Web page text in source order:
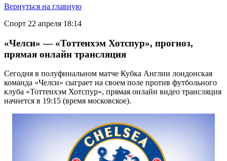
Вернуться на главную
Спорт 22 апреля 18:14
«Челси» — «Тоттенхэм Хотспур», прогноз,
прямая онлайн трансляция
Сегодня в полуфинальном матче Кубка Англии лондонская
команда «Челси» сыграет на своем поле против футбольного
клуба «Тоттенхэм Хотспур», прямая онлайн видео трансляция
начнется в 19:15 (время московское).